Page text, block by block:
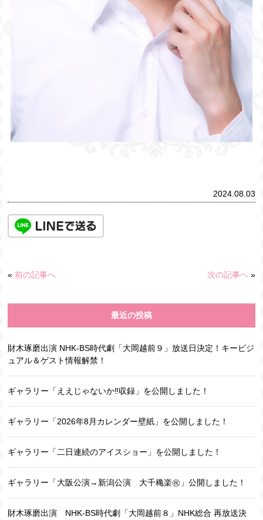
2024.08.03
«前の記事へ 次の記事へ»
最近の投稿
財木琢磨出演 NHK-BS時代劇「大岡越前９」放送日決定！キービジ
ュアル＆ゲスト情報解禁！
ギャラリー「ええじゃないか‼収録」を公開しました！
ギャラリー「2026年8月カレンダー壁紙」を公開しました！
ギャラリー「二日連続のアイスショー」を公開しました！
ギャラリー「大阪公演→新潟公演 大千穐楽㊗️」公開しました！
財木琢磨出演 NHK-BS時代劇「大岡越前８」NHK総合 再放送決